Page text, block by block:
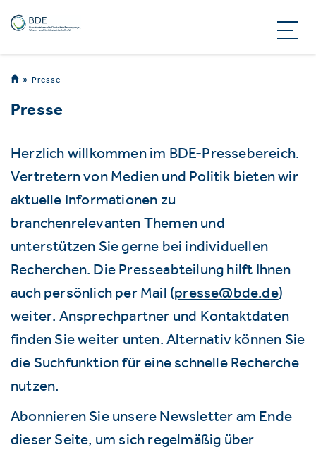
Presse
Presse
Herzlich willkommen im BDE-Pressebereich.
Vertretern von Medien und Politik bieten wir
aktuelle Informationen zu
branchenrelevanten Themen und
unterstützen Sie gerne bei individuellen
Recherchen. Die Presseabteilung hilft Ihnen
auch persönlich per Mail (presse@bde.de)
weiter. Ansprechpartner und Kontaktdaten
finden Sie weiter unten. Alternativ können Sie
die Suchfunktion für eine schnelle Recherche
nutzen.
Abonnieren Sie unsere Newsletter am Ende
dieser Seite, um sich regelmäßig über